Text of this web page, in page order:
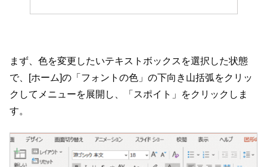
まず、色を変更したいテキストボックスを選択した状態
で、[ホーム]の「フォントの色」の下向き山括弧をクリッ
クしてメニューを展開し、「スポイト」をクリックしま
す。